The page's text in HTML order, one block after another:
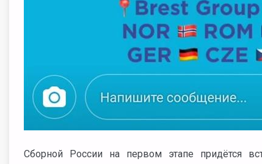
Сборной России на первом этапе придётся